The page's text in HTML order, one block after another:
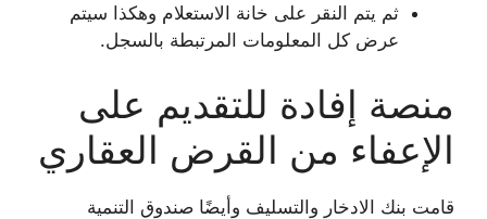
ثم يتم النقر على خانة الاستعلام وهكذا سيتم
عرض كل المعلومات المرتبطة بالسجل.
منصة إفادة للتقديم على
الإعفاء من القرض العقاري
قامت بنك الادخار والتسليف وأيضًا صندوق التنمية